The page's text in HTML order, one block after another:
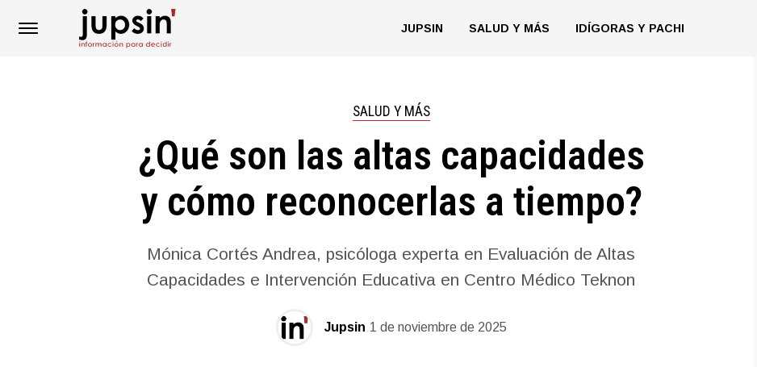
JUPSIN SALUD Y MÁS IDÍGORAS Y PACHI
SALUD Y MÁS
¿Qué son las altas capacidades
y cómo reconocerlas a tiempo?
Mónica Cortés Andrea, psicóloga experta en Evaluación de Altas
Capacidades e Intervención Educativa en Centro Médico Teknon
Jupsin 1 de noviembre de 2025